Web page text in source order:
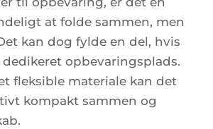
at folde sammen, men
kan dog fylde en del, hvis
opbevaringsplads.
fleksible materiale kan det
kompakt sammen og